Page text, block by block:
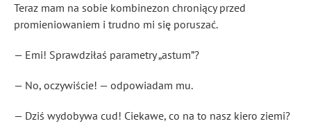
Teraz mam na sobie kombinezon chroniący przed
promieniowaniem i trudno mi się poruszać.
— Emi! Sprawdziłaś parametry „astum”?
— No, oczywiście! — odpowiadam mu.
— Dziś wydobywa cud! Ciekawe, co na to nasz kiero ziemi?